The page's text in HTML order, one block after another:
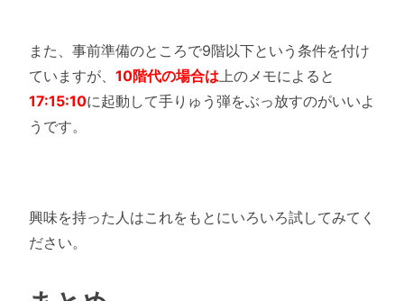
また、事前準備のところで9階以下という条件を付け
ていますが、 10階代の場合は上のメモによると
17:15:10に起動して手りゅう弾をぶっ放すのがいいよ
うです。
興味を持った人はこれをもとにいろいろ試してみてく
ださい。